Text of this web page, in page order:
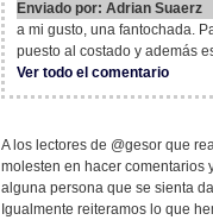
Enviado por: Adrian Suaerz
a mi gusto, una fantochada.
puesto al costado y además
Ver todo el comentario
A los lectores de @gesor que
molesten en hacer comentarios
alguna persona que se sienta
Igualmente reiteramos lo que